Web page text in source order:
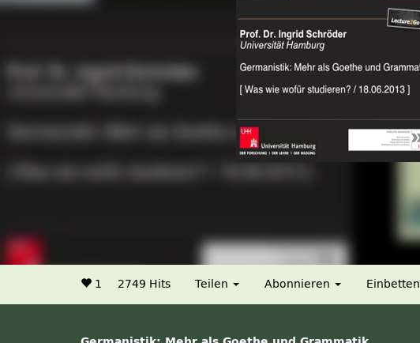
1 2749 Hits Teilen Abonnieren Einbetten